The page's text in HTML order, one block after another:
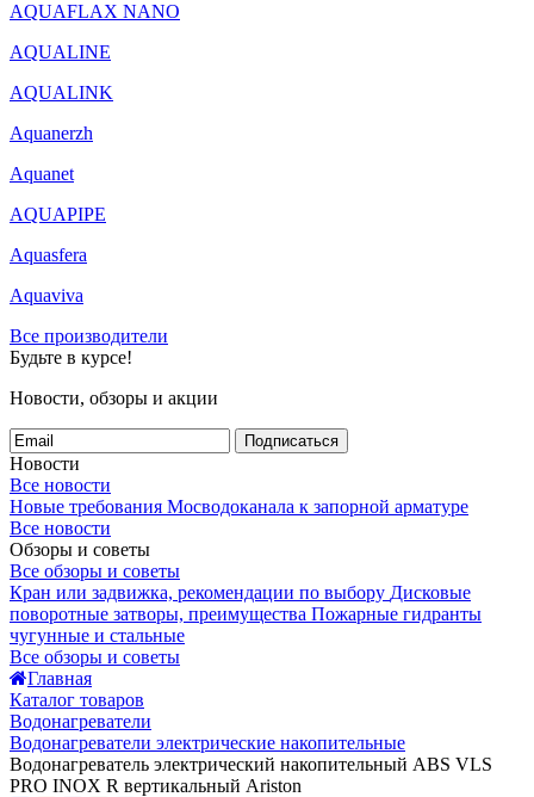
AQUAFLAX NANO
AQUALINE
AQUALINK
Aquanerzh
Aquanet
AQUAPIPE
Aquasfera
Aquaviva
Все производители
Будьте в курсе!
Новости, обзоры и акции
Подписаться
Новости
Все новости
Новые требования Мосводоканала к запорной арматуре
Все новости
Обзоры и советы
Все обзоры и советы
Кран или задвижка, рекомендации по выбору Дисковые
поворотные затворы, преимущества Пожарные гидранты
чугунные и стальные
Все обзоры и советы
Главная
Каталог товаров
Водонагреватели
Водонагреватели электрические накопительные
Водонагреватель электрический накопительный ABS VLS
PRO INOX R вертикальный Ariston